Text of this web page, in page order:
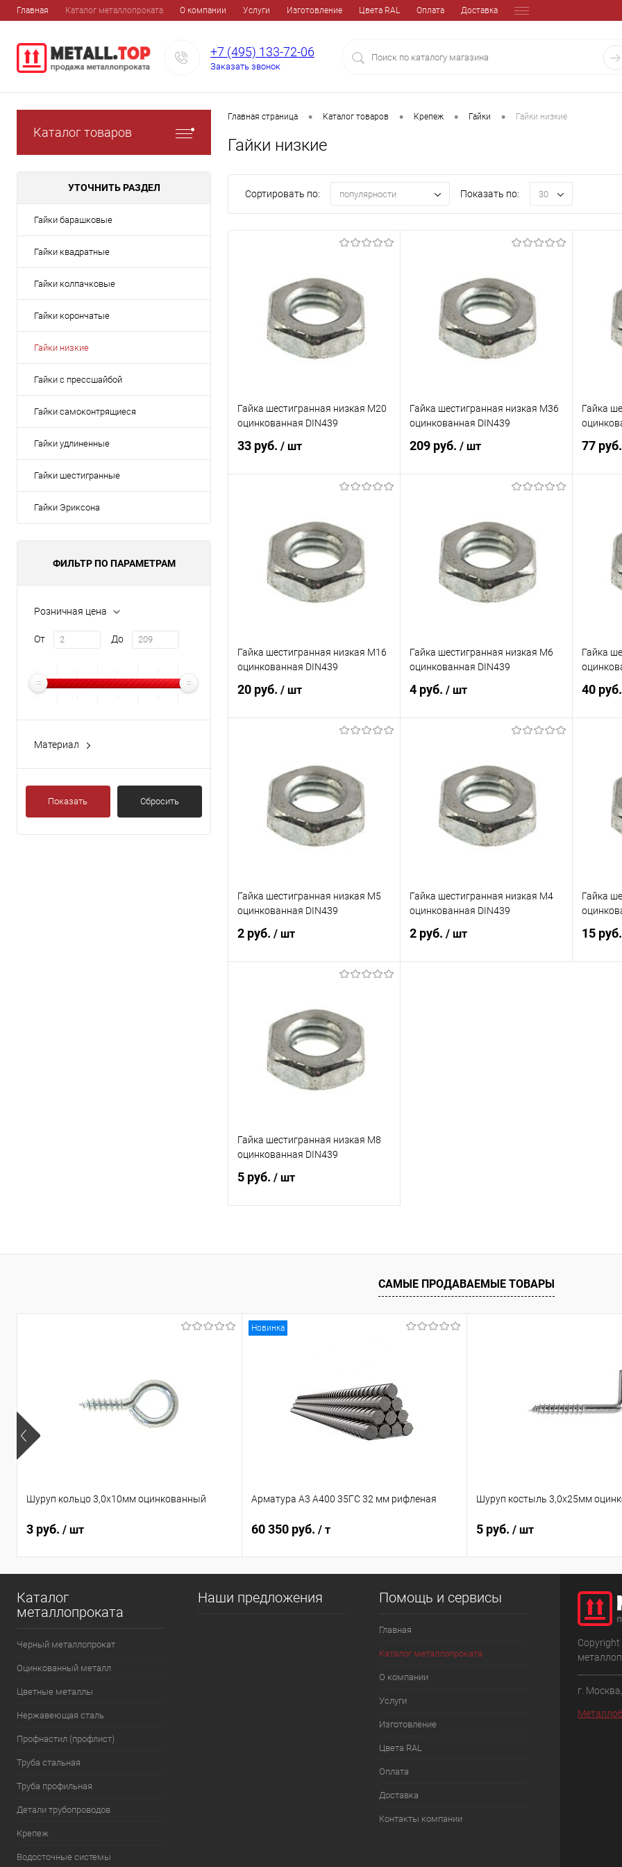
Главная Каталог металлопроката О компании Услуги Изготовление Цвета RAL Оплата Доставка
+7 (495) 133-72-06
Заказать звонок
Каталог товаров
УТОЧНИТЬ РАЗДЕЛ
Гайки барашковые
Гайки квадратные
Гайки колпачковые
Гайки корончатые
Гайки низкие
Гайки с прессшайбой
Гайки самоконтрящиеся
Гайки удлиненные
Гайки шестигранные
Гайки Эриксона
ФИЛЬТР ПО ПАРАМЕТРАМ
Розничная цена
От До
Материал
Показать Сбросить
Главная страница • Каталог товаров • Крепеж • Гайки • Гайки низкие
Гайки низкие
Сортировать по: популярности Показать по: 30
Гайка шестигранная низкая М20
оцинкованная DIN439
33 руб. / шт
Купить в 1 клик Сравнение
В избранное Под заказ
Гайка шестигранная низкая М36
оцинкованная DIN439
209 руб. / шт
Купить в 1 клик Сравнение
В избранное Под заказ
Гайка
77 руб.
В
Гайка шестигранная низкая М16
оцинкованная DIN439
20 руб. / шт
Купить в 1 клик Сравнение
В избранное Под заказ
Гайка шестигранная низкая М6
оцинкованная DIN439
4 руб. / шт
Купить в 1 клик Сравнение
В избранное Под заказ
Гайка
40 руб.
В
Гайка шестигранная низкая М5
оцинкованная DIN439
2 руб. / шт
Купить в 1 клик Сравнение
В избранное Под заказ
Гайка шестигранная низкая М4
оцинкованная DIN439
2 руб. / шт
Гайка
15 руб.
Гайка шестигранная низкая М8
оцинкованная DIN439
5 руб. / шт
САМЫЕ ПРОДАВАЕМЫЕ ТОВАРЫ
Шуруп кольцо 3,0х10мм оцинкованный
3 руб. / шт
Новинка
Арматура А3 А400 35ГС 32 мм рифленая
60 350 руб. / т
Шуруп костыль 3,0х25мм
5 руб. / шт
Каталог
металлопроката
Черный металлопрокат
Оцинкованный металл
Цветные металлы
Нержавеющая сталь
Профнастил (профлист)
Труба стальная
Труба профильная
Детали трубопроводов
Крепеж
Водосточные системы
Наши предложения Помощь и сервисы
Главная
Каталог металлопроката
О компании
Услуги
Изготовление
Цвета RAL
Оплата
Доставка
Контакты компании
г.